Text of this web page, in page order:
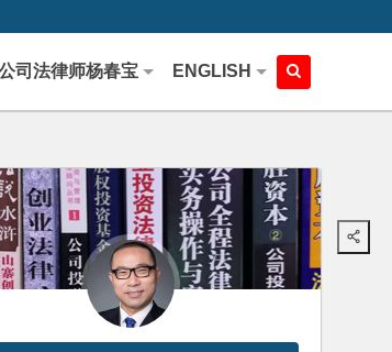
司法律师杨春宝 ENGLISH